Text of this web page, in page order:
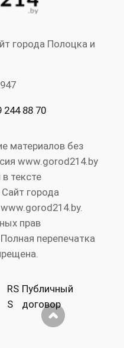
города Полоцка и
244 88 70
материалов без
www.gorod214.by
тексте
города
прав
перепечатка
RS
S
Публичный
договор